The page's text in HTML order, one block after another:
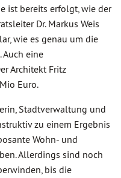
ist bereits erfolgt, wie der
Dr. Markus Weis
wie es genau um die
eine
Architekt Fritz
Euro.
Stadtverwaltung und
zu einem Ergebnis
Wohn- und
Allerdings sind noch
bis die